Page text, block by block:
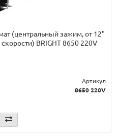
(центральный зажим, от 12"
BRIGHT 8650 220V
Артикул
8650 220V